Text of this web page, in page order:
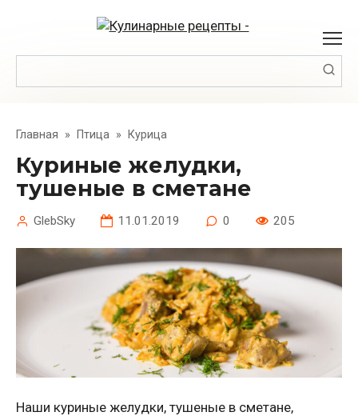
Главная » Птица » Курица
Куриные желудки,
тушеные в сметане
GlebSky 11.01.2019 0 205
Наши куриные желудки, тушеные в сметане,